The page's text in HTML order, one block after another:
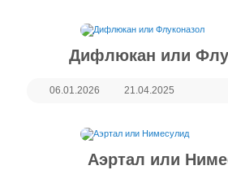
Дифлюкан или
06.01.2026 21.04.2025
Аэртал или